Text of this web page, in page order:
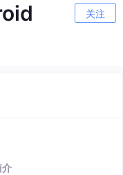
关注
介